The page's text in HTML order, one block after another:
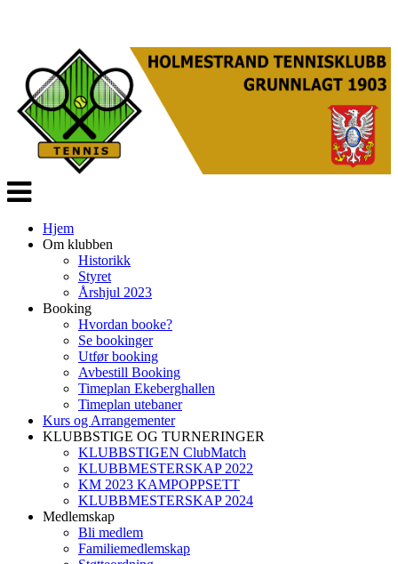
Veksle
navigasjon
Hjem
Om klubben
Historikk
Styret
Årshjul 2023
Booking
Hvordan booke?
Se bookinger
Utfør booking
Avbestill Booking
Timeplan Ekeberghallen
Timeplan utebaner
Kurs og Arrangementer
KLUBBSTIGE OG TURNERINGER
KLUBBSTIGEN ClubMatch
KLUBBMESTERSKAP 2022
KM 2023 KAMPOPPSETT
KLUBBMESTERSKAP 2024
Medlemskap
Bli medlem
Familiemedlemskap